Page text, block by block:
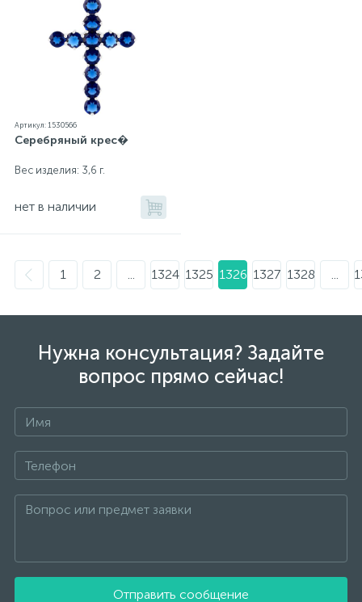
Артикул: 1530566
Серебряный крес�
Вес изделия: 3,6 г.
нет в наличии
1 2 ... 1324 1325 1326 1327 1328 ...
Нужна консультация? Задайте
вопрос прямо сейчас!
Отправить сообщение